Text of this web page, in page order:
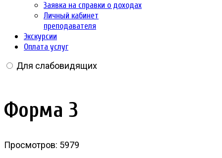
Заявка на справки о доходах
Личный кабинет
преподавателя
Экскурсии
Оплата услуг
Для слабовидящих
Форма 3
Просмотров: 5979